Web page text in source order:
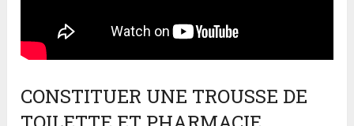
CONSTITUER UNE TROUSSE DE